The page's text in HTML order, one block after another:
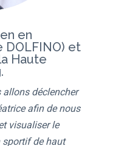
en
DOLFINO) et
Haute
allons déclencher
afin de nous
visualiser le
de haut